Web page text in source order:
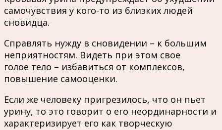
самочувствия у кого-то из близких людей
сновидца.
Справлять нужду в сновидении – к большим
неприятностям. Видеть при этом свое
голое тело – избавиться от комплексов,
повышение самооценки.
Если же человеку пригрезилось, что он пьет
урину, то это говорит о его неординарности и
характеризирует его как творческую